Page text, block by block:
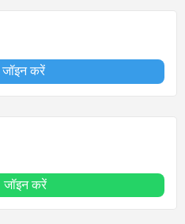
जॉइन करें
जॉइन करें